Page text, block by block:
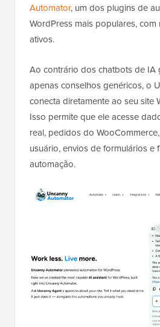
Automator, um dos plugins de
WordPress mais populares,
ativos.
Ao contrário dos chatbots de IA
apenas conselhos genéricos, o
conecta diretamente ao seu site
Isso permite que ele acesse
real, pedidos do
usuário, envios de formulários
automação.